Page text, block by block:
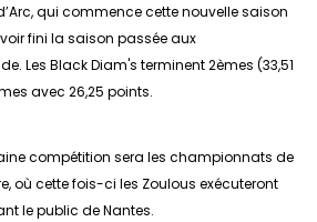
qui commence cette nouvelle saison
fini la saison passée aux
Les Black Diam's terminent 2èmes (33,51
avec 26,25 points.
compétition sera les championnats de
où cette fois-ci les Zoulous exécuteront
le public de Nantes.